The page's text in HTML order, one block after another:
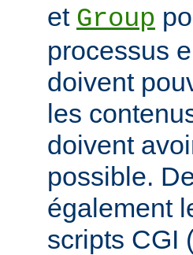
et Group
processus
doivent
les
doivent
possible.
également
scripts CGI